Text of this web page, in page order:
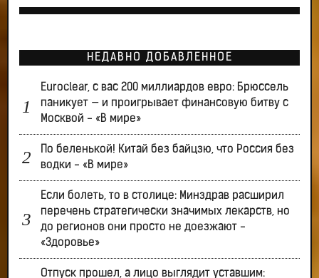
НЕДАВНО ДОБАВЛЕННОЕ
Euroclear, с вас 200 миллиардов евро: Брюссель
паникует — и проигрывает финансовую битву с
Москвой - «В мире»
По беленькой! Китай без байцзю, что Россия без
водки - «В мире»
Если болеть, то в столице: Минздрав расширил
перечень стратегически значимых лекарств, но
до регионов они просто не доезжают -
«Здоровье»
Отпуск прошел, а лицо выглядит уставшим: